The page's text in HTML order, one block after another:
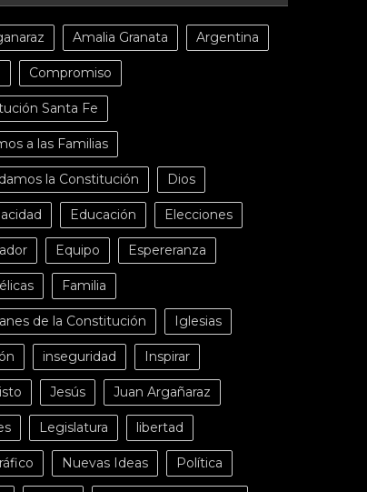
Amalia Granata Argentina
Compromiso
Santa Fe
a las Familias
la Constitución Dios
Educación Elecciones
Equipo Espereranza
Familia
de la Constitución Iglesias
inseguridad Inspirar
Jesús Juan Argañaraz
Legislatura libertad
Nuevas Ideas Política